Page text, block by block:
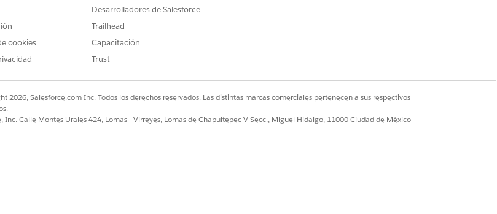
crear y gestionar sus ECA.
cookies
Desarrolladores de Salesforce
Trailhead
Capacitación
Trust
2026, Salesforce.com Inc. Todos los derechos reservados. Las distintas marcas comerciales pertenecen a sus respectivos
Inc. Calle Montes Urales 424, Lomas - Virreyes, Lomas de Chapultepec V Secc., Miguel Hidalgo, 11000 Ciudad de México